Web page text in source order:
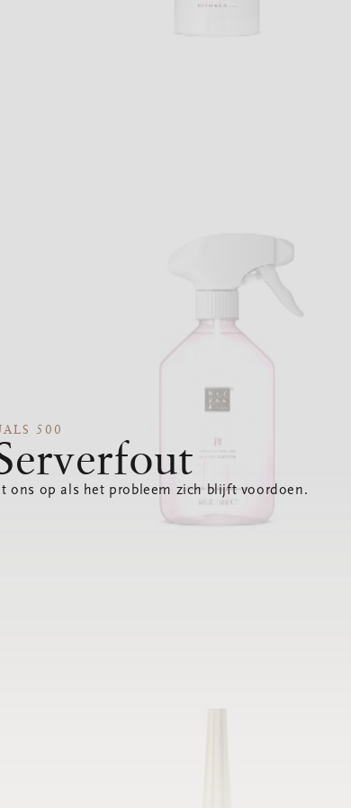
500
ons op als het probleem zich blijft voordoen.